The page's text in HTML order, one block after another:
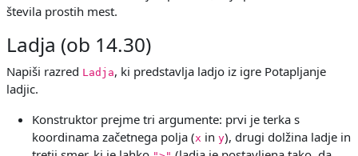
števila prostih mest.
Ladja (ob 14.30)
Napiši razred Ladja, ki predstavlja ladjo iz igre Potapljanje
ladjic.
Konstruktor prejme tri argumente: prvi je terka s
koordinama začetnega polja (x in y), drugi dolžina ladje in